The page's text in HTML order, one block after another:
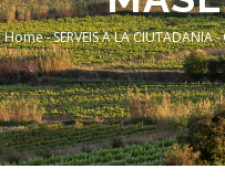
Breadcrumb
Home-SERVEIS A LA CIUTADANIA-